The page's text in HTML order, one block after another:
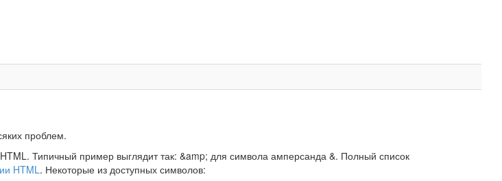
проблем.
Типичный пример выглядит так: &amp; для символа амперсанда &. Полный список
HTML. Некоторые из доступных символов: